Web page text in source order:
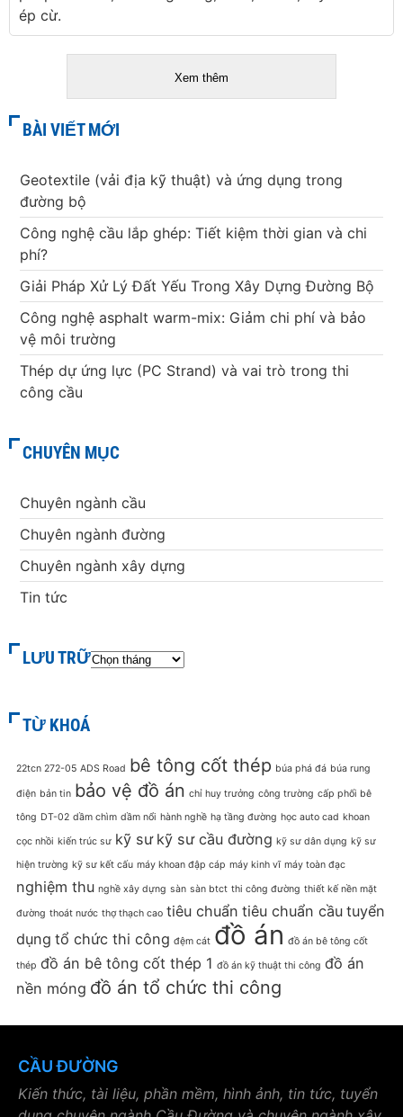
ép cừ.
Xem thêm
BÀI VIẾT MỚI
Geotextile (vải địa kỹ thuật) và ứng dụng trong
đường bộ
Công nghệ cầu lắp ghép: Tiết kiệm thời gian và chi
phí?
Giải Pháp Xử Lý Đất Yếu Trong Xây Dựng Đường Bộ
Công nghệ asphalt warm-mix: Giảm chi phí và bảo
vệ môi trường
Thép dự ứng lực (PC Strand) và vai trò trong thi
công cầu
CHUYÊN MỤC
Chuyên ngành cầu
Chuyên ngành đường
Chuyên ngành xây dựng
Tin tức
LƯU TRỮ
TỪ KHOÁ
22tcn 272-05 ADS Road bê tông cốt thép búa phá đá búa rung
điện bản tin bảo vệ đồ án chỉ huy trưởng công trường cấp phối bê
tông DT-02 dầm chìm dầm nổi hành nghề hạ tầng đường học auto cad khoan
cọc nhồi kiến trúc sư kỹ sư kỹ sư cầu đường kỹ sư dân dụng kỹ sư
hiện trường kỹ sư kết cấu máy khoan đập cáp máy kinh vĩ máy toàn đạc
nghiệm thu nghề xây dựng sàn sàn btct thi công đường thiết kế nền mặt
đường thoát nước thợ thạch cao tiêu chuẩn tiêu chuẩn cầu tuyển
dụng tổ chức thi công đệm cát đồ án đồ án bê tông cốt
thép đồ án bê tông cốt thép 1 đồ án kỹ thuật thi công đồ án
nền móng đồ án tổ chức thi công
CẦU ĐƯỜNG
Kiến thức, tài liệu, phần mềm, hình ảnh, tin tức, tuyển